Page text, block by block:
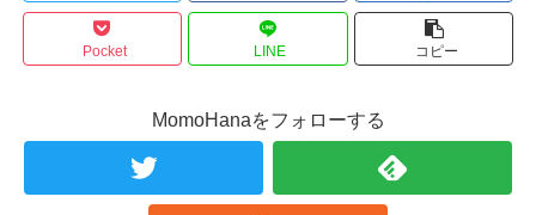
Pocket LINE コピー
MomoHanaをフォローする